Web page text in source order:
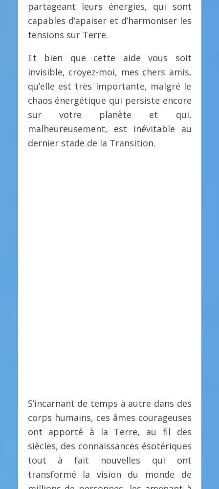
partageant leurs énergies, qui sont
capables d’apaiser et d’harmoniser les
tensions sur Terre.
Et bien que cette aide vous soit
invisible, croyez-moi, mes chers amis,
qu’elle est très importante, malgré le
chaos énergétique qui persiste encore
sur votre planète et qui,
malheureusement, est inévitable au
dernier stade de la Transition.
S’incarnant de temps à autre dans des
corps humains, ces âmes courageuses
ont apporté à la Terre, au fil des
siècles, des connaissances ésotériques
tout à fait nouvelles qui ont
transformé la vision du monde de